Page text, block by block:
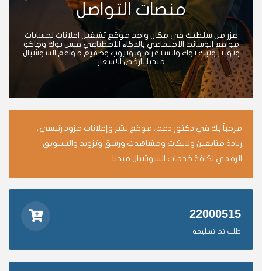
منصات التواصل
عزز من سلطتك في مكان واحد موقع تشغيل اعلانات لحسابات
مواقع الوسائط الاجتماعي بالذكاء الاصطناعي فيس بوك وجاكو
وتويتر وتيك توك وانستقرام ويوتيوب وجميع مواقع السوشيال
ميديا بارخص الاسعار
مرحباً بك في دكتور دعم، موقع نشر وإعلانات مزود رئيسي،
زيادة متابعين ولايكات ومشاهدت ورشق وتزويد والتسويق
الرقمي لكافة خدمات السوشيال ميديا.
22000515
طلب تم تسليمه